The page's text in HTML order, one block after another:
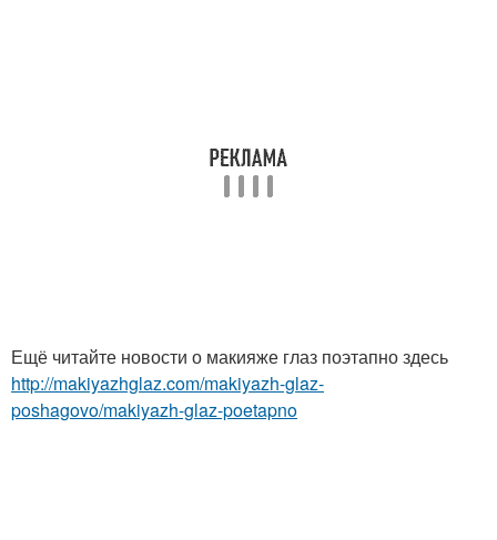
Ещё читайте новости о макияже глаз поэтапно здесь
http://makiyazhglaz.com/makiyazh-glaz-
poshagovo/makiyazh-glaz-poetapno